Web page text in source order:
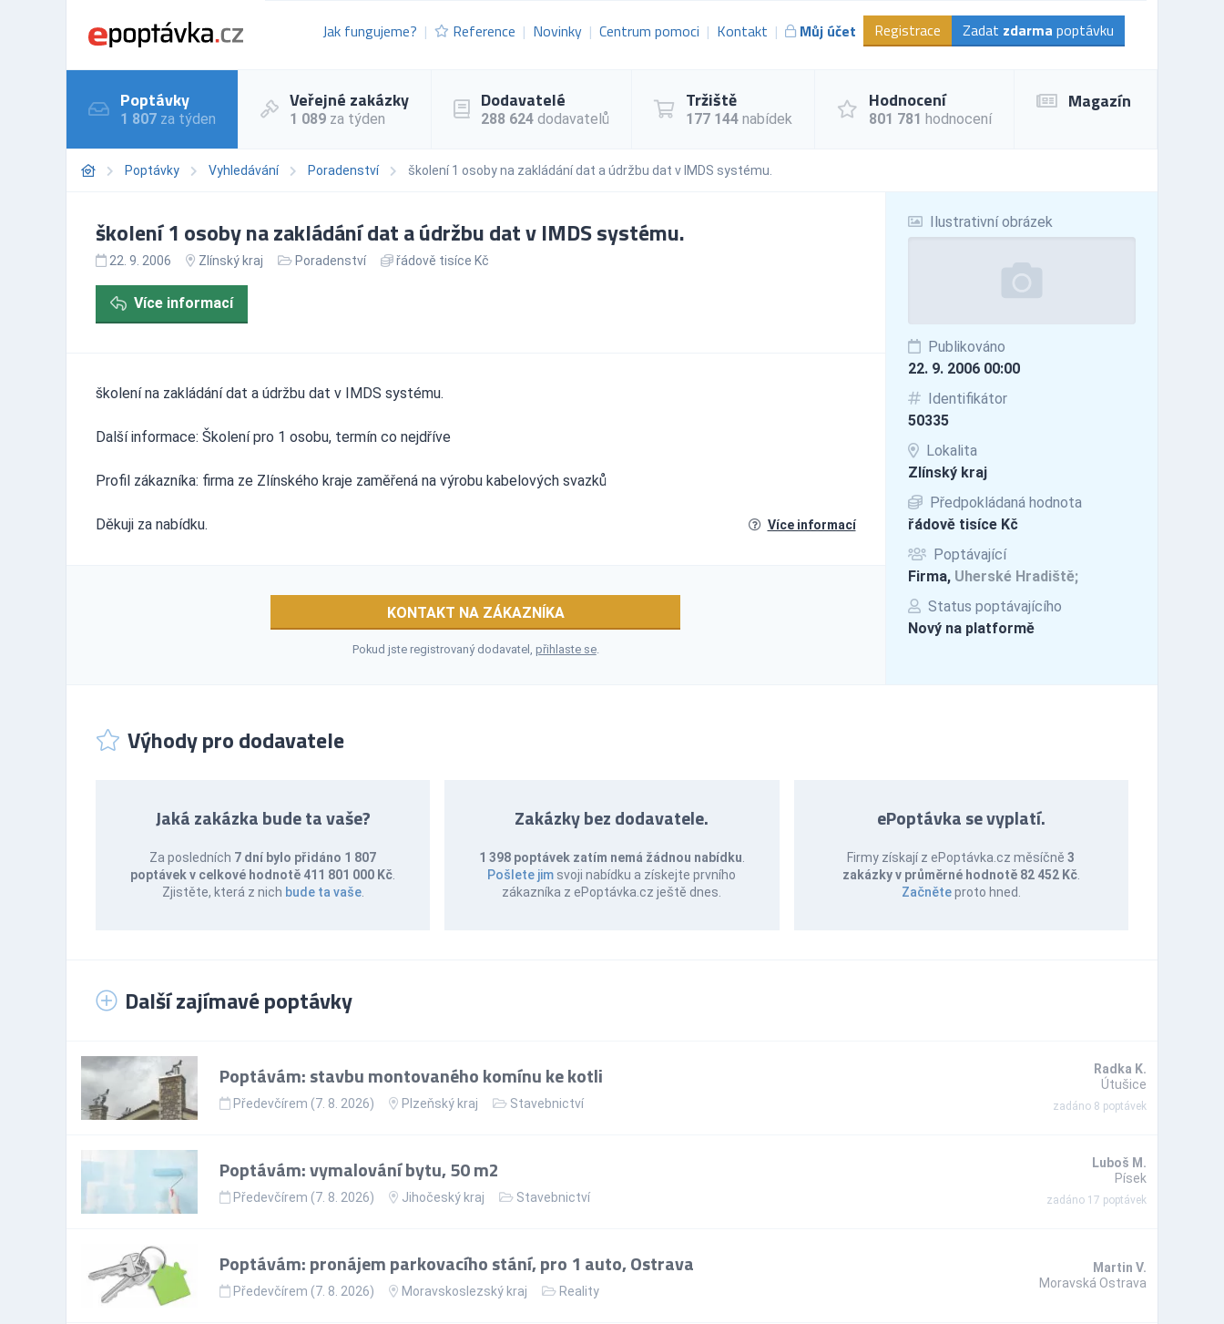
Jak fungujeme? Reference Novinky Centrum pomoci Kontakt Můj účet Registrace Zadat zdarma poptávku
Poptávky
1 807 za týden
Veřejné zakázky
1 089 za týden
Dodavatelé
288 624 dodavatelů
Tržiště
177 144 nabídek
Hodnocení
801 781 hodnocení
Magazín
Poptávky Vyhledávání Poradenství školení 1 osoby na zakládání dat a údržbu dat v IMDS systému.
Ilustrativní obrázek
Publikováno
22. 9. 2006 00:00
Identifikátor
50335
Lokalita
Zlínský kraj
Předpokládaná hodnota
řádově tisíce Kč
Poptávající
Firma, Uherské Hradiště;
Status poptávajícího
Nový na platformě
školení 1 osoby na zakládání dat a údržbu dat v IMDS systému.
22. 9. 2006 Zlínský kraj Poradenství řádově tisíce Kč
Více informací
školení na zakládání dat a údržbu dat v IMDS systému.
Další informace: Školení pro 1 osobu, termín co nejdříve
Profil zákazníka: firma ze Zlínského kraje zaměřená na výrobu kabelových svazků
Děkuji za nabídku. Více informací
KONTAKT NA ZÁKAZNÍKA
Pokud jste registrovaný dodavatel, přihlaste se.
Výhody pro dodavatele
Jaká zakázka bude ta vaše?
Za posledních 7 dní bylo přidáno 1 807
poptávek v celkové hodnotě 411 801 000 Kč
Zjistěte, která z nich bude ta vaše.
Zakázky bez dodavatele.
1 398 poptávek zatím nemá žádnou nabídku
Pošlete jim svoji nabídku a získejte prvního
zákazníka z ePoptávka.cz ještě dnes.
ePoptávka se vyplatí.
Firmy získají z ePoptávka.cz měsíčně3
zakázky v průměrné hodnotě 82 452 Kč.
Začněteproto hned.
Další zajímavé poptávky
Poptávám: stavbu montovaného komínu ke kotli
Předevčírem (7. 8. 2026) Plzeňský kraj Stavebnictví
Radka K.
Útušice
zadáno 8 poptávek
Poptávám: vymalování bytu, 50 m2
Předevčírem (7. 8. 2026) Jihočeský kraj Stavebnictví
Luboš M.
Písek
zadáno 17 poptávek
Poptávám: pronájem parkovacího stání, pro 1 auto, Ostrava
Předevčírem (7. 8. 2026) Moravskoslezský kraj Reality
Martin V.
Moravská Ostrava